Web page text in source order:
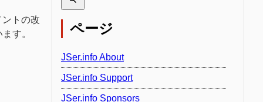
トの改
す。
ページ
JSer.info About
JSer.info Support
JSer.info Sponsors